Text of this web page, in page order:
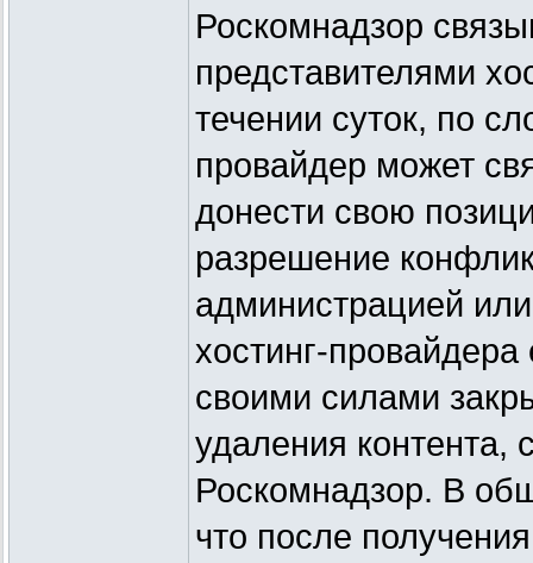
Роскомнадзор
представителями
течении суток, по
провайдер может
донести свою
разрешение
администрацией
хостинг-
своими силами
удаления контента,
Роскомнадзор. В
что после